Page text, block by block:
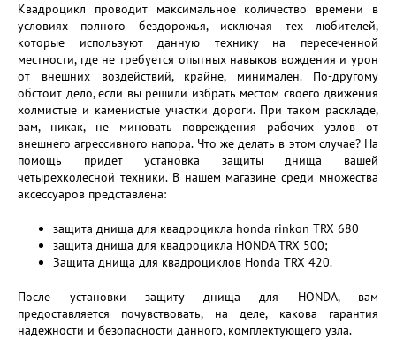
Квадроцикл проводит максимальное количество времени в
условиях полного бездорожья, исключая тех любителей,
которые используют данную технику на пересеченной
местности, где не требуется опытных навыков вождения и урон
от внешних воздействий, крайне, минимален. По-другому
обстоит дело, если вы решили избрать местом своего движения
холмистые и каменистые участки дороги. При таком раскладе,
вам, никак, не миновать повреждения рабочих узлов от
внешнего агрессивного напора. Что же делать в этом случае? На
помощь придет установка защиты днища вашей
четырехколесной техники. В нашем магазине среди множества
аксессуаров представлена:
защита днища для квадроцикла honda rinkon TRX 680
защита днища для квадроцикла HONDA TRX 500;
Защита днища для квадроциклов Honda TRX 420.
После установки защиту днища для HONDA, вам
предоставляется почувствовать, на деле, какова гарантия
надежности и безопасности данного, комплектующего узла.